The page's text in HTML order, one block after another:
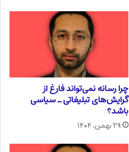
چرا رسانه نمی‌تواند فارغ از
گرایش‌های تبلیغاتی ـ سیاسی
باشد؟
۲۹ بهمن, ۱۴۰۴